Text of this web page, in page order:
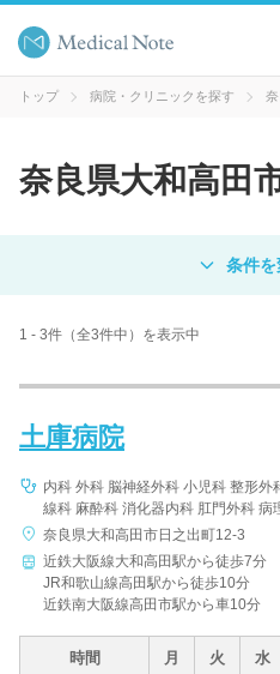
トップ 病院・クリニックを探す
奈良県大和高田
病院 クリニック
病名 / 診療科目
病院名
1 - 3件（全3件中）を表示中
土庫病院
内科 外科 脳神経外科 小児科 整形
線科 麻酔科 消化器内科 肛門外科 病
奈良県大和高田市日之出町12-3
近鉄大阪線大和高田駅から徒歩7分
JR和歌山線高田駅から徒歩10分
近鉄南大阪線高田市駅から車10分
時間 月 火 水